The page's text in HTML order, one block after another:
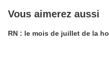
Vous aimerez aussi
RN : le mois de juillet de la